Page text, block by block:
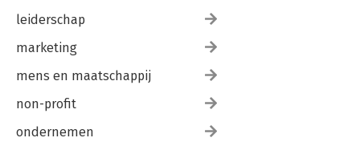
leiderschap
marketing
mens en maatschappij
non-profit
ondernemen